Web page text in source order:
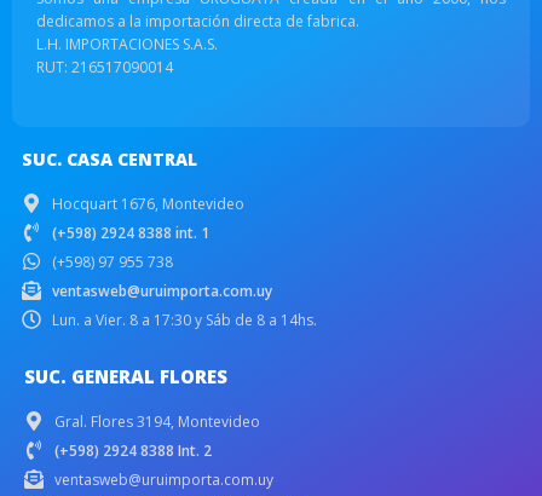
dedicamos a la importación directa de fabrica.
L.H. IMPORTACIONES S.A.S.
RUT: 216517090014
SUC. CASA CENTRAL
Hocquart 1676, Montevideo
(+598) 2924 8388 int. 1
(+598) 97 955 738
ventasweb@uruimporta.com.uy
Lun. a Vier. 8 a 17:30 y Sáb de 8 a 14hs.
SUC. GENERAL FLORES
Gral. Flores 3194, Montevideo
(+598) 2924 8388 Int. 2
ventasweb@uruimporta.com.uy